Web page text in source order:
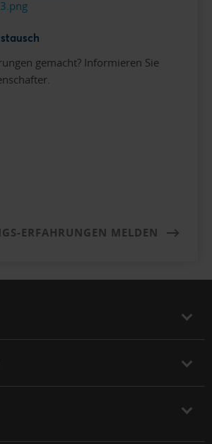
gemacht? Informieren Sie
ERFAHRUNGEN MELDEN